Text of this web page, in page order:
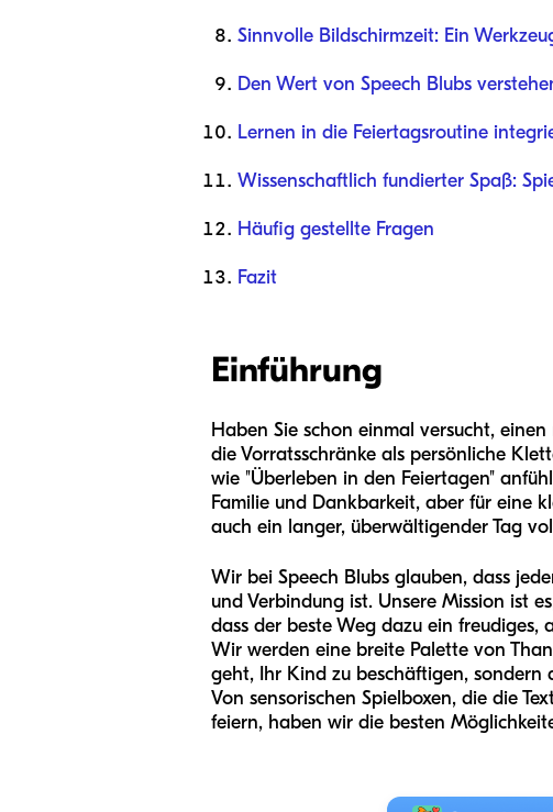
Sinnvolle Bildschirmzeit: Ein
Den Wert von Speech Blubs
Lernen in die Feiertagsroutine
Wissenschaftlich fundierter Spaß:
Häufig gestellte Fragen
Fazit
Einführung
Haben Sie schon einmal versucht,
die Vorratsschränke als persönliche
wie "Überleben in den Feiertagen"
Familie und Dankbarkeit, aber für eine
auch ein langer, überwältigender Tag
Wir bei Speech Blubs glauben, dass
und Verbindung ist. Unsere Mission ist
dass der beste Weg dazu ein freudiges,
Wir werden eine breite Palette von
geht, Ihr Kind zu beschäftigen,
Von sensorischen Spielboxen, die die
feiern, haben wir die besten